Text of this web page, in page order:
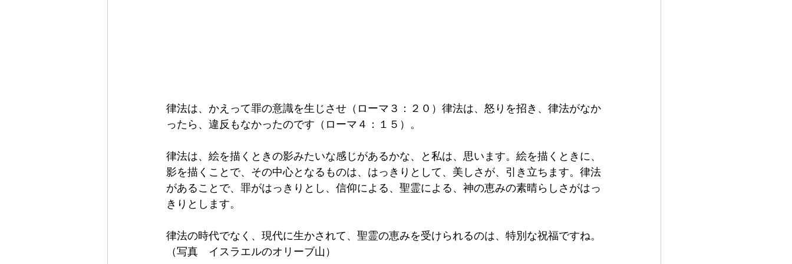
律法は、かえって罪の意識を生じさせ（ローマ３：２０）律法は、怒りを招き、律法がなか
ったら、違反もなかったのです（ローマ４：１５）。
律法は、絵を描くときの影みたいな感じがあるかな、と私は、思います。絵を描くときに、
影を描くことで、その中心となるものは、はっきりとして、美しさが、引き立ちます。律法
があることで、罪がはっきりとし、信仰による、聖霊による、神の恵みの素晴らしさがはっ
きりとします。
律法の時代でなく、現代に生かされて、聖霊の恵みを受けられるのは、特別な祝福ですね。
（写真　イスラエルのオリーブ山）